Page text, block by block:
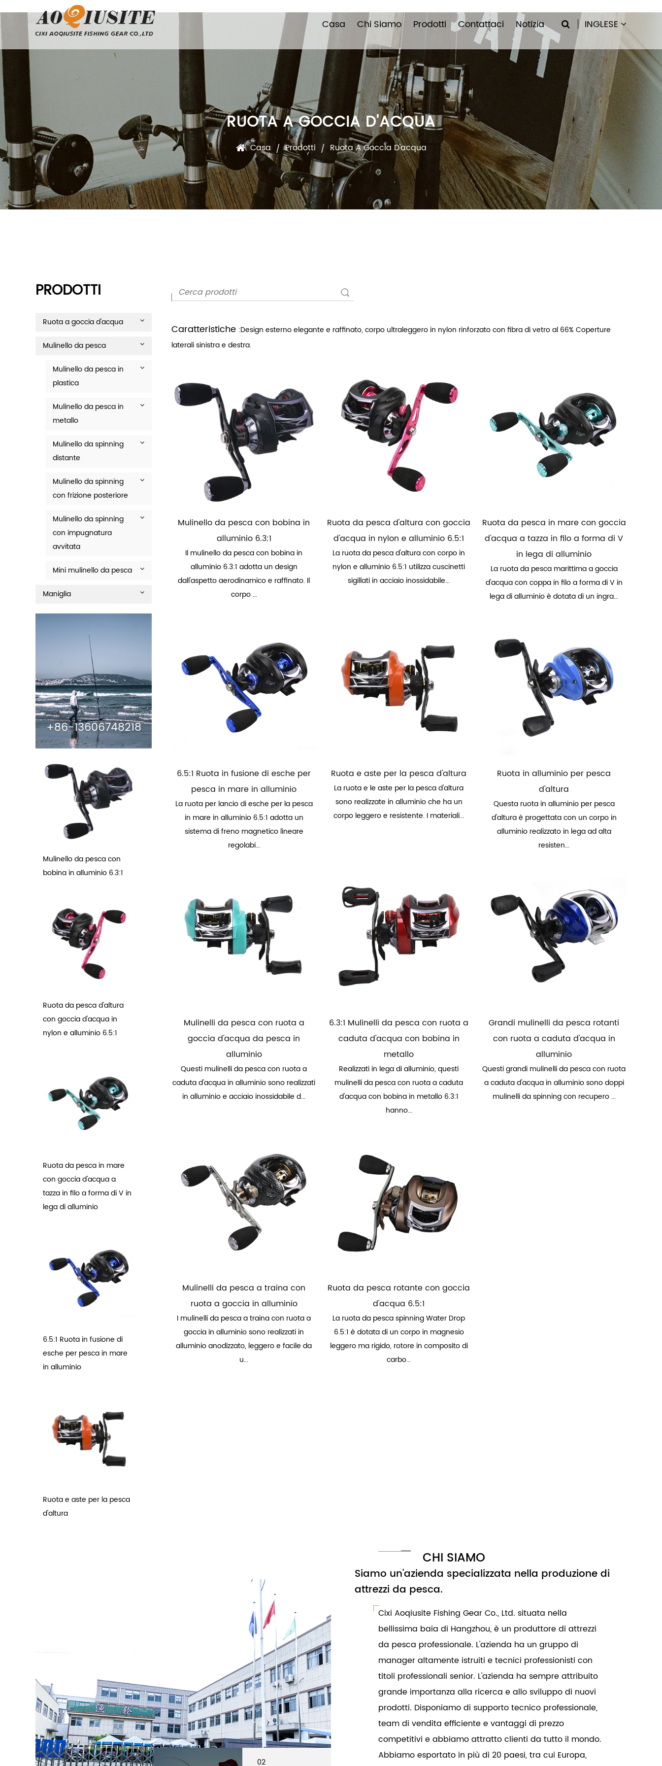
INGLESE
Casa Chi Siamo Prodotti Contattaci Notizia
RUOTA A GOCCIA D'ACQUA
Casa / Prodotti / Ruota A Goccia D'acqua
PRODOTTI
Ruota a goccia d'acqua
Mulinello da pesca
Mulinello da pesca in
plastica
Mulinello da pesca in
metallo
Mulinello da spinning
distante
Mulinello da spinning
con frizione posteriore
Mulinello da spinning
con impugnatura
avvitata
Mini mulinello da pesca
Maniglia
+86-13606748218
Mulinello da pesca con
bobina in alluminio 6.3:1
Ruota da pesca d'altura
con goccia d'acqua in
nylon e alluminio 6.5:1
Ruota da pesca in mare
con goccia d'acqua a
tazza in filo a forma di V in
lega di alluminio
6.5:1 Ruota in fusione di
esche per pesca in mare
in alluminio
Ruota e aste per la pesca
d'altura
Caratteristiche :Design esterno elegante e raffinato, corpo ultraleggero in nylon rinforzato con fibra di vetro al 66% Coperture
laterali sinistra e destra.
Mulinello da pesca con bobina in
alluminio 6.3:1
Il mulinello da pesca con bobina in
alluminio 6.3:1 adotta un design
dall'aspetto aerodinamico e raffinato. Il
corpo ...
Ruota da pesca d'altura con goccia
d'acqua in nylon e alluminio 6.5:1
La ruota da pesca d'altura con corpo in
nylon e alluminio 6.5:1 utilizza cuscinetti
sigillati in acciaio inossidabile...
Ruota da pesca in mare con goccia
d'acqua a tazza in filo a forma di V
in lega di alluminio
La ruota da pesca marittima a goccia
d'acqua con coppa in filo a forma di V in
lega di alluminio è dotata di un ingra...
6.5:1 Ruota in fusione di esche per
pesca in mare in alluminio
La ruota per lancio di esche per la pesca
in mare in alluminio 6.5:1 adotta un
sistema di freno magnetico lineare
regolabi...
Ruota e aste per la pesca d'altura
La ruota e le aste per la pesca d'altura
sono realizzate in alluminio che ha un
corpo leggero e resistente. I materiali...
Ruota in alluminio per pesca
d'altura
Questa ruota in alluminio per pesca
d'altura è progettata con un corpo in
alluminio realizzato in lega ad alta
resisten...
Mulinelli da pesca con ruota a
goccia d'acqua da pesca in
alluminio
Questi mulinelli da pesca con ruota a
caduta d'acqua in alluminio sono realizzati
in alluminio e acciaio inossidabile d...
6.3:1 Mulinelli da pesca con ruota a
caduta d'acqua con bobina in
metallo
Realizzati in lega di alluminio, questi
mulinelli da pesca con ruota a caduta
d'acqua con bobina in metallo 6.3:1
hanno...
Grandi mulinelli da pesca rotanti
con ruota a caduta d'acqua in
alluminio
Questi grandi mulinelli da pesca con ruota
a caduta d'acqua in alluminio sono doppi
mulinelli da spinning con recupero ...
Mulinelli da pesca a traina con
ruota a goccia in alluminio
I mulinelli da pesca a traina con ruota a
goccia in alluminio sono realizzati in
alluminio anodizzato, leggero e facile da
u...
Ruota da pesca rotante con goccia
d'acqua 6.5:1
La ruota da pesca spinning Water Drop
6.5:1 è dotata di un corpo in magnesio
leggero ma rigido, rotore in composito di
carbo...
02 01 02
CHI SIAMO
Siamo un'azienda specializzata nella produzione di
attrezzi da pesca.
Cixi Aoqiusite Fishing Gear Co., Ltd. situata nella
bellissima baia di Hangzhou, è un produttore di attrezzi
da pesca professionale. L'azienda ha un gruppo di
manager altamente istruiti e tecnici professionisti con
titoli professionali senior. L'azienda ha sempre attribuito
grande importanza alla ricerca e allo sviluppo di nuovi
prodotti. Disponiamo di supporto tecnico professionale,
team di vendita efficiente e vantaggi di prezzo
competitivi e abbiamo attratto clienti da tutto il mondo.
Abbiamo esportato in più di 20 paesi, tra cui Europa,